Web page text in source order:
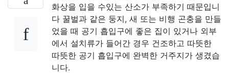
화상을 입을 수있는 산소가 부족하기 때문입니
다 꿀벌과 같은 둥지, 새 또는 비행 곤충을 만들
었을 때 공기 흡입구에 좋은 집이 있거나 외부
에서 설치류가 들어간 경우 건조하고 따뜻한
따뜻한 공기 흡입구에 완벽한 거주지가 생겼습
니다.